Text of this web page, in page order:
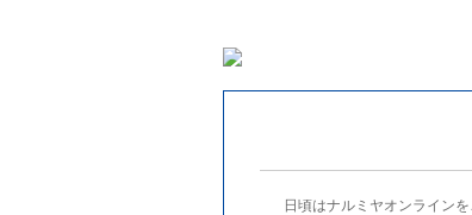
日頃はナルミヤオンライン